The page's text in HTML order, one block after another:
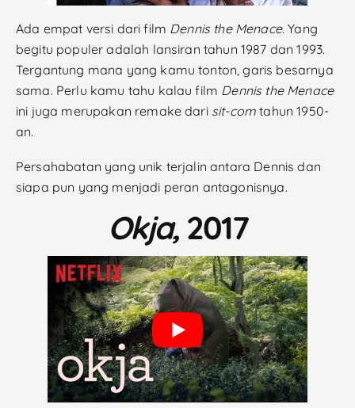
Ada empat versi dari film Dennis the Menace.Yang
begitu populer adalah lansiran tahun 1987 dan 1993.
Tergantung mana yang kamu tonton, garis besarnya
sama. Perlu kamu tahu kalau film Dennis the Menace
ini juga merupakan remake dari sit-com tahun 1950-
an.
Persahabatan yang unik terjalin antara Dennis dan
siapa pun yang menjadi peran antagonisnya.
Okja,2017